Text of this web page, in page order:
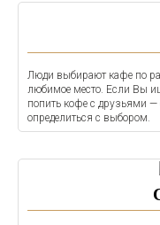
Люди выбирают кафе по
любимое место. Если Вы
попить кофе с друзьями —
определиться с выбором.